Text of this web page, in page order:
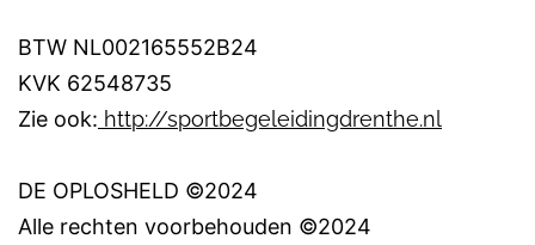
BTW NL002165552B24
KVK 62548735
Zie ook: http://sportbegeleidingdrenthe.nl
DE OPLOSHELD ©2024
Alle rechten voorbehouden ©2024